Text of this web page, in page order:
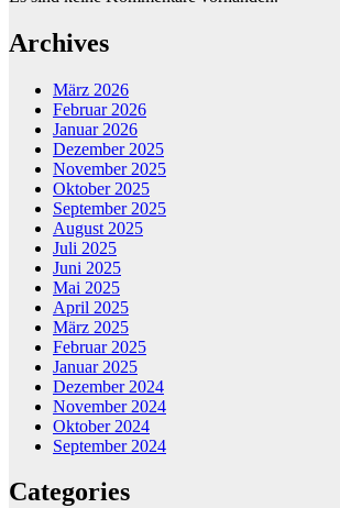
Archives
März 2026
Februar 2026
Januar 2026
Dezember 2025
November 2025
Oktober 2025
September 2025
August 2025
Juli 2025
Juni 2025
Mai 2025
April 2025
März 2025
Februar 2025
Januar 2025
Dezember 2024
November 2024
Oktober 2024
September 2024
Categories